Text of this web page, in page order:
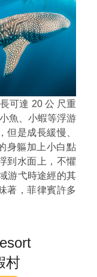
可達 20 公 尺重
魚、小蝦等浮游
但是成長緩慢、
身軀加上小白點
到水面上，不懼
游弋時途經的其
著，菲律賓許多
村